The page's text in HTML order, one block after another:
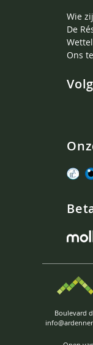
Wie
De
Ons
Boulevard